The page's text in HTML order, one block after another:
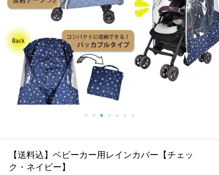
【送料込】ベビーカー用レインカバー【チェッ
ク・ネイビー】